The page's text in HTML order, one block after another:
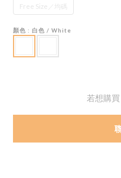
Free Size／均碼
顏色 : 白色 / White
若想購買